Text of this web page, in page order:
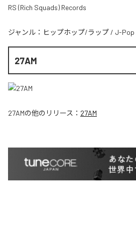
RS (Rich Squads) Records
ジャンル： ヒップホップ/ラップ / J-Pop
27AM
27AMの他のリリース： 27AM